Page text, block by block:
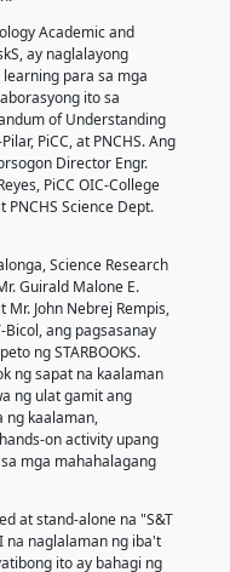
Science and
ng DOST-Sorsogon,
at Inobasyon
LGU-Pilar, Pilar
High School
"STARBOOKS
Hands-on Training"
and Technology
KioskS, ay
na digital learning
ang kolaborasyong
Memorandum of
LGU-Pilar, PiCC, at
DOST-Sorsogon
at PNCHS